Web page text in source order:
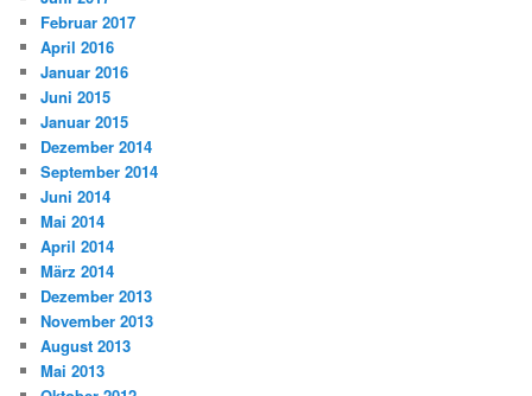
Februar 2017
April 2016
Januar 2016
Juni 2015
Januar 2015
Dezember 2014
September 2014
Juni 2014
Mai 2014
April 2014
März 2014
Dezember 2013
November 2013
August 2013
Mai 2013